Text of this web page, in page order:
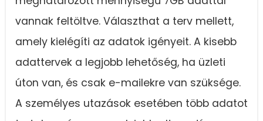
vannak feltöltve. Választhat a terv mellett,
amely kielégíti az adatok igényeit. A kisebb
adattervek a legjobb lehetőség, ha üzleti
úton van, és csak e-mailekre van szüksége.
A személyes utazások esetében több adatot